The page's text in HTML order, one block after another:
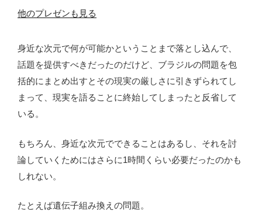
他のプレゼンも見る
身近な次元で何が可能かということまで落とし込んで、
話題を提供すべきだったのだけど、ブラジルの問題を包
括的にまとめ出すとその現実の厳しさに引きずられてし
まって、現実を語ることに終始してしまったと反省して
いる。
もちろん、身近な次元でできることはあるし、それを討
論していくためにはさらに1時間くらい必要だったのかも
しれない。
たとえば遺伝子組み換えの問題。